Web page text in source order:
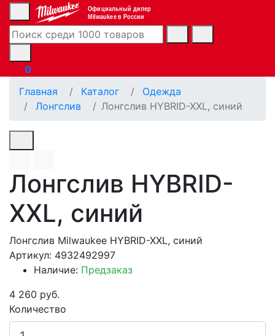
Официальный дилер
Milwaukee в России
0
Главная
Каталог
Одежда
Лонгслив
Лонгслив HYBRID-XXL, синий
Лонгслив HYBRID-
XXL, синий
Лонгслив Milwaukee HYBRID-XXL, синий
Артикул: 4932492997
Наличие: Предзаказ
4 260 руб.
Количество